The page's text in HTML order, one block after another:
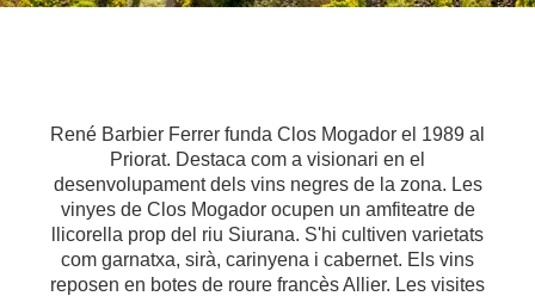
René Barbier Ferrer funda Clos Mogador el 1989 al
Priorat. Destaca com a visionari en el
desenvolupament dels vins negres de la zona. Les
vinyes de Clos Mogador ocupen un amfiteatre de
llicorella prop del riu Siurana. S'hi cultiven varietats
com garnatxa, sirà, carinyena i cabernet. Els vins
reposen en botes de roure francès Allier. Les visites